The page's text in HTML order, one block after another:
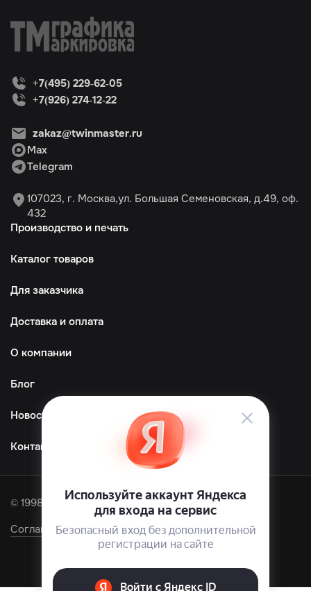
+7(495) 229-62-05
+7(926) 274-12-22
zakaz@twinmaster.ru
Max
Telegram
107023, г. Москва,ул. Большая Семеновская, д.49, оф.
432
Производство и печать
Каталог товаров
Для заказчика
Доставка и оплата
О компании
Блог
Новости
Контакты
© 1998—2026 ООО «ТМграфика»
Соглашение об обработке персональных данных